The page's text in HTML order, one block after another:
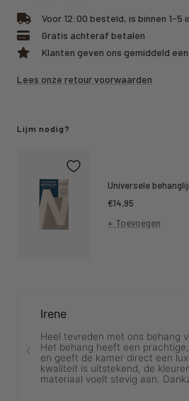
Voor 12:00 besteld, is binnen 1-5
Gratis achteraf betalen
Klanten geven ons gemiddeld een
Lees onze retour voorwaarden
Lijm nodig?
Universele
Kortings
prijs
€14,95
+ Toevoegen